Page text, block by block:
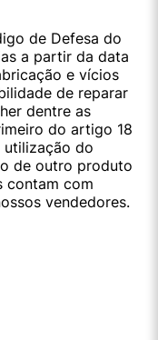
de Defesa do
a partir da data
e vícios
de reparar
dentre as
do artigo 18
utilização do
de outro produto
contam com
vendedores.